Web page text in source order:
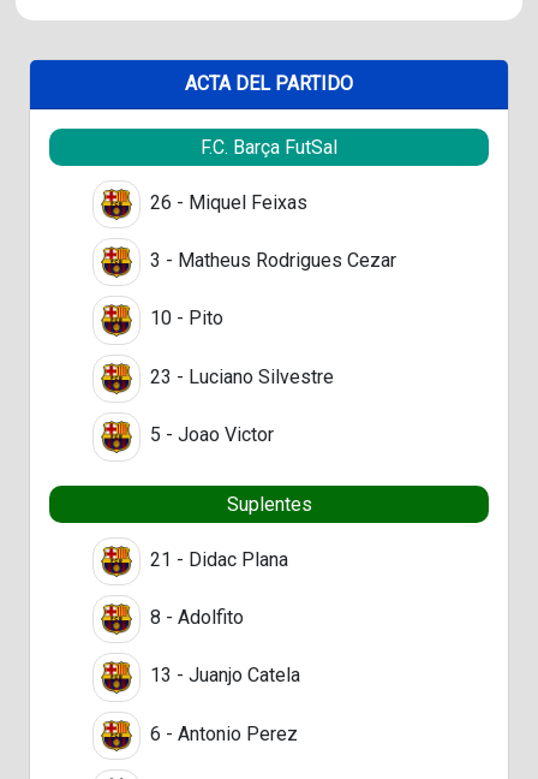
ACTA DEL PARTIDO
F.C. Barça FutSal
26 - Miquel Feixas
3 - Matheus Rodrigues Cezar
10 - Pito
23 - Luciano Silvestre
5 - Joao Victor
Suplentes
21 - Didac Plana
8 - Adolfito
13 - Juanjo Catela
6 - Antonio Perez